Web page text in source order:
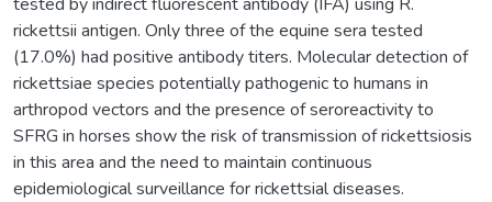
rickettsii antigen. Only three of the equine sera tested
(17.0%) had positive antibody titers. Molecular detection of
rickettsiae species potentially pathogenic to humans in
arthropod vectors and the presence of seroreactivity to
SFRG in horses show the risk of transmission of rickettsiosis
in this area and the need to maintain continuous
epidemiological surveillance for rickettsial diseases.